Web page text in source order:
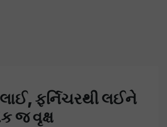
ફર્નિચરથી લઈને
જ વૃક્ષ